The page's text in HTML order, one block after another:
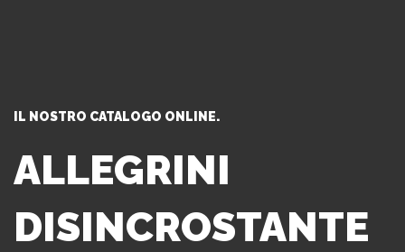
IL NOSTRO CATALOGO ONLINE.
ALLEGRINI
DISINCROSTANTE